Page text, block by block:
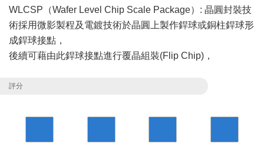
WLCSP（Wafer Level Chip Scale Package）: 晶圓封裝技
術採用微影製程及電鍍技術於晶圓上製作銲球或銅柱銲球形
成銲球接點，
後續可藉由此銲球接點進行覆晶組裝(Flip Chip)，
評分